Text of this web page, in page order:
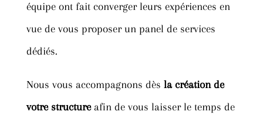
équipe ont fait converger leurs expériences en
vue de vous proposer un panel de services
dédiés.
Nous vous accompagnons dès la création de
votre structureafin de vous laisser le temps de